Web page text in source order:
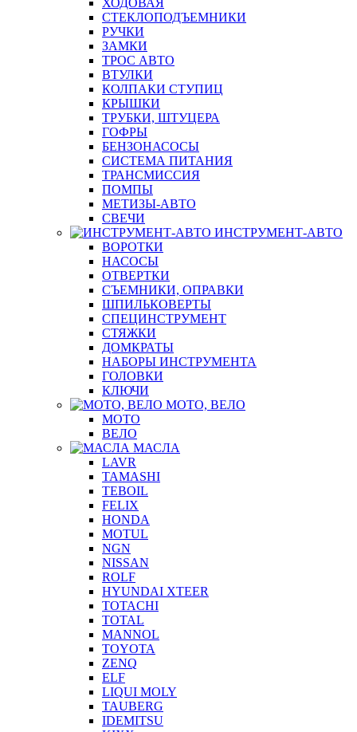
ХОДОВАЯ
СТЕКЛОПОДЪЕМНИКИ
РУЧКИ
ЗАМКИ
ТРОС АВТО
ВТУЛКИ
КОЛПАКИ СТУПИЦ
КРЫШКИ
ТРУБКИ, ШТУЦЕРА
ГОФРЫ
БЕНЗОНАСОСЫ
СИСТЕМА ПИТАНИЯ
ТРАНСМИССИЯ
ПОМПЫ
МЕТИЗЫ-АВТО
СВЕЧИ
ИНСТРУМЕНТ-АВТО
ВОРОТКИ
НАСОСЫ
ОТВЕРТКИ
СЪЕМНИКИ, ОПРАВКИ
ШПИЛЬКОВЕРТЫ
СПЕЦИНСТРУМЕНТ
СТЯЖКИ
ДОМКРАТЫ
НАБОРЫ ИНСТРУМЕНТА
ГОЛОВКИ
КЛЮЧИ
МОТО, ВЕЛО
МОТО
ВЕЛО
МАСЛА
LAVR
TAMASHI
TEBOIL
FELIX
HONDA
MOTUL
NGN
NISSAN
ROLF
HYUNDAI XTEER
TOTACHI
TOTAL
MANNOL
TOYOTA
ZENQ
ELF
LIQUI MOLY
TAUBERG
IDEMITSU